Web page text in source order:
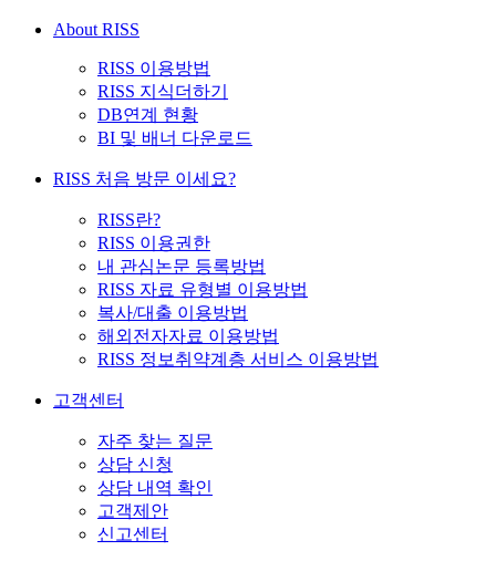
About RISS
RISS 이용방법
RISS 지식더하기
DB연계 현황
BI 및 배너 다운로드
RISS 처음 방문 이세요?
RISS란?
RISS 이용권한
내 관심논문 등록방법
RISS 자료 유형별 이용방법
복사/대출 이용방법
해외전자자료 이용방법
RISS 정보취약계층 서비스 이용방법
고객센터
자주 찾는 질문
상담 신청
상담 내역 확인
고객제안
신고센터